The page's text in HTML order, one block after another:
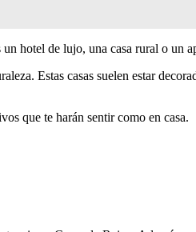
hotel de lujo, una casa rural o un
Estas casas suelen estar
que te harán sentir como en casa.